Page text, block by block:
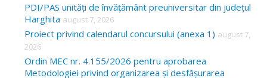
c
h
f
o
r
PDI/PAS unități de învățământ preuniversitar din județul
Harghita august 7, 2026
Proiect privind calendarul concursului (anexa 1) august 7,
2026
Ordin MEC nr. 4.155/2026 pentru aprobarea
Metodologiei privind organizarea și desfășurarea